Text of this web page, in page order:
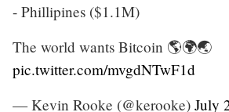
- Phillipines ($1.1M)
The world wants Bitcoin 🌎🌍🌏
pic.twitter.com/mvgdNTwF1d
— Kevin Rooke (@kerooke) July